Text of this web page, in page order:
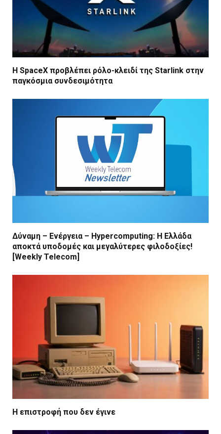
Η SpaceX προβλέπει ρόλο-κλειδί της Starlink στην
παγκόσμια συνδεσιμότητα
Δύναμη – Ενέργεια – Ηypercomputing: Η Ελλάδα
αποκτά υποδομές και μεγαλύτερες φιλοδοξίες!
[Weekly Telecom]
Η επιστροφή που δεν έγινε